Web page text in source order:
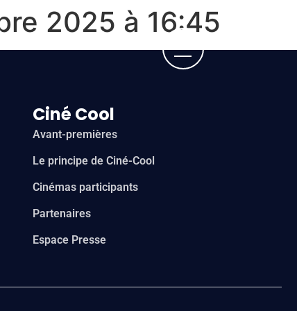
2025 à 16:45
Ciné Cool
Avant-premières
Le principe de Ciné-Cool
Cinémas participants
Partenaires
Espace Presse